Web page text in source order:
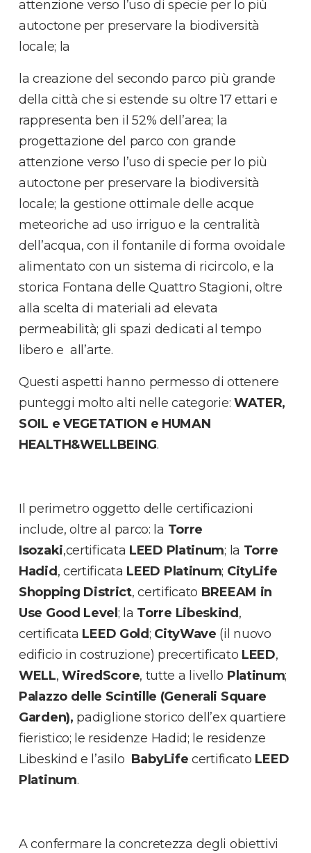
attenzione verso l’uso di specie per lo più
autoctone per preservare la biodiversità
locale; la
la creazione del secondo parco più grande
della città che si estende su oltre 17 ettari e
rappresenta ben il 52% dell’area; la
progettazione del parco con grande
attenzione verso l’uso di specie per lo più
autoctone per preservare la biodiversità
locale; la gestione ottimale delle acque
meteoriche ad uso irriguo e la centralità
dell’acqua, con il fontanile di forma ovoidale
alimentato con un sistema di ricircolo, e la
storica Fontana delle Quattro Stagioni, oltre
alla scelta di materiali ad elevata
permeabilità; gli spazi dedicati al tempo
libero e all’arte.
Questi aspetti hanno permesso di ottenere
punteggi molto alti nelle categorie: WATER,
SOIL e VEGETATION e HUMAN
HEALTH&WELLBEING.
Il perimetro oggetto delle certificazioni
include, oltre al parco: la Torre
Isozaki,certificata LEED Platinum; la Torre
Hadid , certificata LEED Platinum; CityLife
Shopping District, certificato BREEAM in
Use Good Level ; la Torre Libeskind ,
certificata LEED Gold ; CityWave (il nuovo
edificio in costruzione) precertificato LEED,
WELL,WiredScore, tutte a livello Platinum;
Palazzo delle Scintille (Generali Square
Garden), padiglione storico dell’ex quartiere
fieristico; le residenze Hadid; le residenze
Libeskind e l’asilo BabyLifecertificato LEED
Platinum.
A confermare la concretezza degli obiettivi